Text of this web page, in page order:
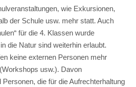
wie Exkursionen,
der Schule usw. mehr statt. Auch
für die 4. Klassen wurde
die Natur sind weiterhin erlaubt.
keine externen Personen mehr
usw.). Davon
die für die Aufrechterhaltung